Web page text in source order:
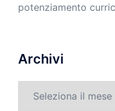
potenziamento
Archivi